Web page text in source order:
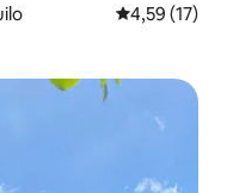
Gemiddelde
4,59 (17)